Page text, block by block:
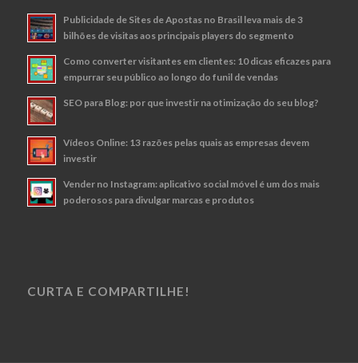
Publicidade de Sites de Apostas no Brasil leva mais de 3
bilhões de visitas aos principais players do segmento
Como converter visitantes em clientes: 10 dicas eficazes para
empurrar seu público ao longo do funil de vendas
SEO para Blog: por que investir na otimização do seu blog?
Vídeos Online: 13 razões pelas quais as empresas devem
investir
Vender no Instagram: aplicativo social móvel é um dos mais
poderosos para divulgar marcas e produtos
CURTA E COMPARTILHE!